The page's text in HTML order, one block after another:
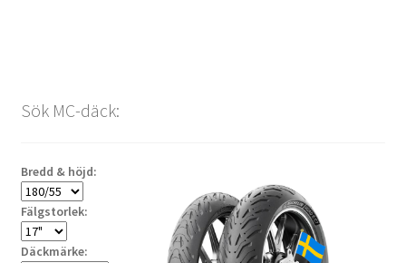
Sök MC-däck:
Bredd & höjd:
Fälgstorlek:
Däckmärke: